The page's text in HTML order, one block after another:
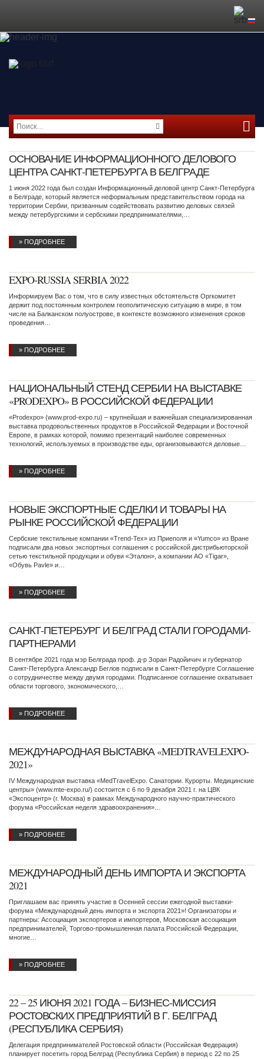
ОСНОВАНИЕ ИНФОРМАЦИОННОГО ДЕЛОВОГО
ЦЕНТРА САНКТ-ПЕТЕРБУРГА В БЕЛГРАДЕ
1 июня 2022 года был создан Информационный деловой центр Санкт-Петербурга
в Белграде, который является неформальным представительством города на
территории Сербии, призванным содействовать развитию деловых связей
между петербургскими и сербскими предпринимателями,…
» ПОДРОБНЕЕ
EXPO-RUSSIA SERBIA 2022
Информируем Вас о том, что в силу известных обстоятельств Оргкомитет
держит под постоянным контролем геополитическую ситуацию в мире, в том
числе на Балканском полуострове, в контексте возможного изменения сроков
проведения…
» ПОДРОБНЕЕ
НАЦИОНАЛЬНЫЙ СТЕНД СЕРБИИ НА ВЫСТАВКЕ
«PRODEXPO» В РОССИЙСКОЙ ФЕДЕРАЦИИ
«Prodexpo» (www.prod-expo.ru) – крупнейшая и важнейшая специализированная
выставка продовольственных продуктов в Российской Федерации и Восточной
Европе, в рамках которой, помимо презентаций наиболее современных
технологий, используемых в производстве еды, организовываются деловые…
» ПОДРОБНЕЕ
НОВЫЕ ЭКСПОРТНЫЕ СДЕЛКИ И ТОВАРЫ НА
РЫНКЕ РОССИЙСКОЙ ФЕДЕРАЦИИ
Сербские текстильные компании «Trend-Tex» из Приеполя и «Yumco» из Вране
подписали два новых экспортных соглашения с российской дистрибьюторской
сетью текстильной продукции и обуви «Эталон», а компании АО «Tigar»,
«Обувь Pavle» и…
» ПОДРОБНЕЕ
САНКТ-ПЕТЕРБУРГ И БЕЛГРАД СТАЛИ ГОРОДАМИ-
ПАРТНЕРАМИ
В сентябре 2021 года мэр Белграда проф. д-р Зоран Радойичич и губернатор
Санкт-Петербурга Александр Беглов подписали в Санкт-Петербурге Соглашение
о сотрудничестве между двумя городами. Подписанное соглашение охватывает
области торгового, экономического,…
» ПОДРОБНЕЕ
МЕЖДУНАРОДНАЯ ВЫСТАВКА «MEDTRAVELEXPO-
2021»
IV Международная выставка «MedTravelExpo. Санатории. Курорты. Медицинские
центры» (www.mte-expo.ru/) состоится с 6 по 9 декабря 2021 г. на ЦВК
«Экспоцентр» (г. Москва) в рамках Международного научно-практического
форума «Российская неделя здравоохранения»…
» ПОДРОБНЕЕ
МЕЖДУНАРОДНЫЙ ДЕНЬ ИМПОРТА И ЭКСПОРТА
2021
Приглашаем вас принять участие в Осенней сессии ежегодной выставки-
форума «Международный день импорта и экспорта 2021»! Организаторы и
партнеры: Ассоциация экспортеров и импортеров, Московская ассоциация
предпринимателей, Торгово-промышленная палата Российской Федерации,
многие…
» ПОДРОБНЕЕ
22 – 25 ИЮНЯ 2021 ГОДА – БИЗНЕС-МИССИЯ
РОСТОВСКИХ ПРЕДПРИЯТИЙ В Г. БЕЛГРАД
(РЕСПУБЛИКА СЕРБИЯ)
Делегация предпринимателей Ростовской области (Российская Федерация)
планирует посетить город Белград (Республика Сербия) в период с 22 по 25